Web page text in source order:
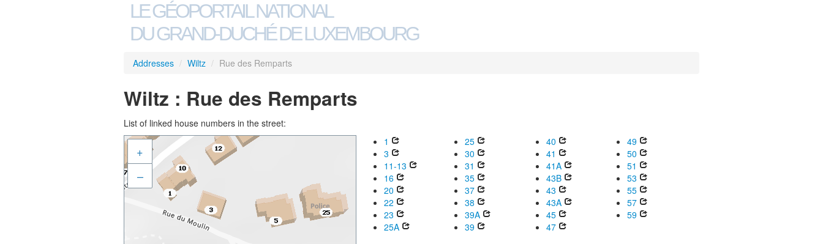
LE GÉOPORTAIL NATIONAL
DU GRAND-DUCHÉ DE LUXEMBOURG
Addresses / Wiltz / Rue des Remparts
Wiltz : Rue des Remparts
List of linked house numbers in the street:
+
–
1
3
11-13
16
20
22
23
25A
25
30
31
35
37
38
39A
39
40
41
41A
43B
43
43A
45
47
49
50
51
53
55
57
59